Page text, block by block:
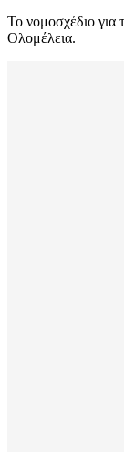
Το νομοσχέδιο για
Ολομέλεια.